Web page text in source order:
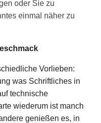
oder Sie zu
einmal näher zu
Vorlieben:
was Schriftliches in
technische
wiederum ist manch
genießen es, in